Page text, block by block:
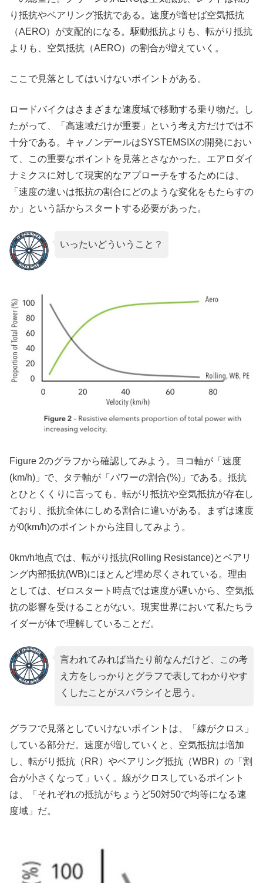
り抵抗やベアリング抵抗である。速度が増せば空気抵抗
（AERO）が支配的になる。駆動抵抗よりも、転がり抵抗
よりも、空気抵抗（AERO）の割合が増えていく。
ここで見落としてはいけないポイントがある。
ロードバイクはさまざまな速度域で移動する乗り物だ。し
たがって、「高速域だけが重要」という考え方だけでは不
十分である。キャノンデールはSYSTEMSIXの開発におい
て、この重要なポイントを見落とさなかった。エアロダイ
ナミクスに対して現実的なアプローチをするためには、
「速度の違いは抵抗の割合にどのような変化をもたらすの
か」という話からスタートする必要があった。
いったいどういうこと？
Figure 2のグラフから確認してみよう。ヨコ軸が「速度
(km/h)」で、タテ軸が「パワーの割合(%)」である。抵抗
とひとくくりに言っても、転がり抵抗や空気抵抗が存在し
ており、抵抗全体にしめる割合に違いがある。まずは速度
が0(km/h)のポイントから注目してみよう。
0km/h地点では、転がり抵抗(Rolling Resistance)とベアリ
ング内部抵抗(WB)にほとんど埋め尽くされている。理由
としては、ゼロスタート時点では速度が遅いから、空気抵
抗の影響を受けることがない。現実世界において私たちラ
イダーが体で理解していることだ。
言われてみれば当たり前なんだけど、この考
え方をしっかりとグラフで表してわかりやす
くしたことがスバラシイと思う。
グラフで見落としていけないポイントは、「線がクロス」
している部分だ。速度が増していくと、空気抵抗は増加
し、転がり抵抗（RR）やベアリング抵抗（WBR）の「割
合が小さくなって」いく。線がクロスしているポイント
は、「それぞれの抵抗がちょうど50対50で均等になる速
度域」だ。